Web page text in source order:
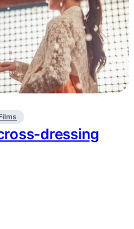
dressing